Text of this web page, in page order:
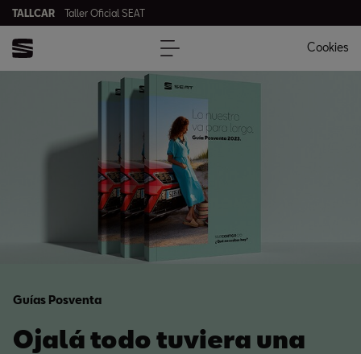
TALLCAR Taller Oficial SEAT
Cookies
Guías Posventa
Ojalá todo tuviera una